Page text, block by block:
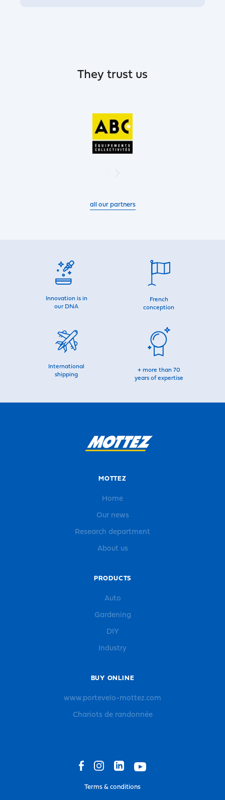
They trust us
all our partners
Innovation is in
our DNA
French
conception
International
shipping
+ more than 70
years of expertise
MOTTEZ
Home
Our news
Research department
About us
PRODUCTS
Auto
Gardening
DIY
Industry
BUY ONLINE
www.portevelo-mottez.com
Chariots de randonnée
Terms & conditions